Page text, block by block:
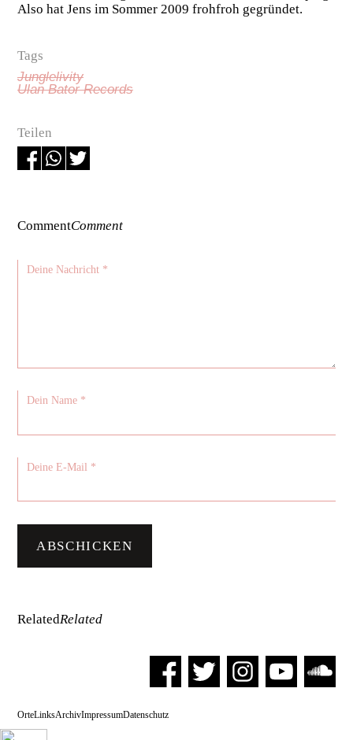
Also hat Jens im Sommer 2009 frohfroh gegründet.
Tags
Junglelivity
Ulan Bator Records
Teilen
CommentComment
RelatedRelated
OrteLinksArchivImpressumDatenschutz